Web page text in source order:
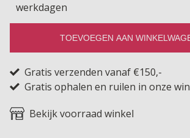
werkdagen
TOEVOEGEN AAN
Gratis verzenden vanaf €150,-
Gratis ophalen en ruilen in onze
Bekijk voorraad winkel